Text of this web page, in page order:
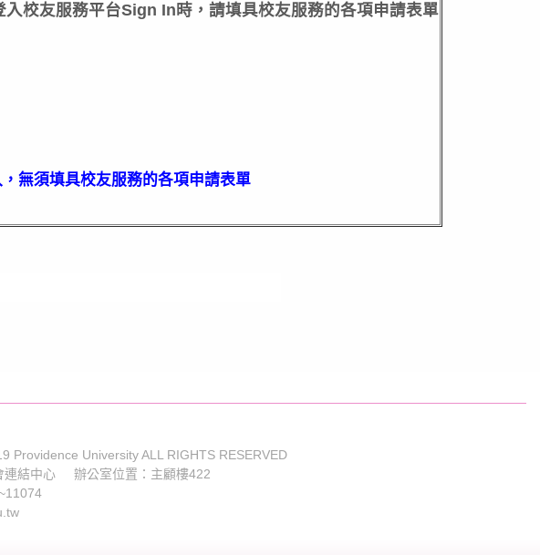
入校友服務平台Sign In時，請填具校友服務的各項申請表單
無須填具校友服務的各項申請表單
Providence University ALL RIGHTS RESERVED
連結中心 辦公室位置：主顧樓422